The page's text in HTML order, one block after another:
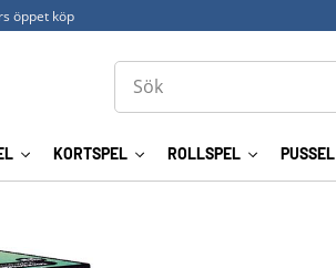
öppet köp
KORTSPEL ROLLSPEL PUSSEL